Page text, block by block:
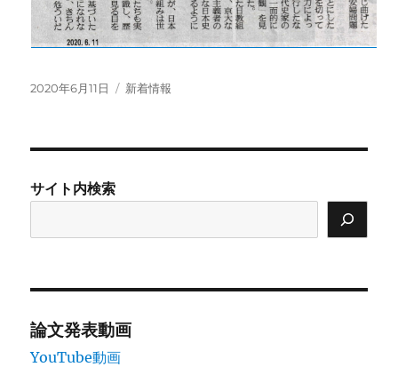
投
2020年6月11日
カ
新着情報
サイト内検索
論文発表動画
YouTube動画